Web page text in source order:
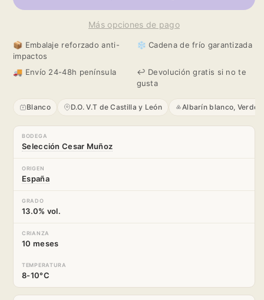
Cienfuegos
2022
Cienfuegos
2022
Más opciones de pago
📦 Embalaje reforzado anti-
impactos
❄️ Cadena de frío garantizada
🚚 Envío 24-48h península
↩️ Devolución gratis si no te
gusta
Blanco D.O. V.T de Castilla y León Albarín blanco,
BODEGA
Selección Cesar Muñoz
ORIGEN
España
GRADO
13.0% vol.
CRIANZA
10 meses
TEMPERATURA
8-10°C